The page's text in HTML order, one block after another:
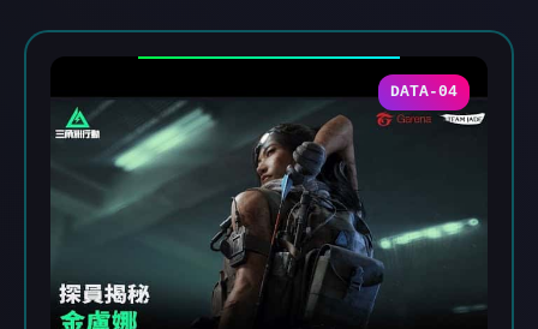
DATA-04